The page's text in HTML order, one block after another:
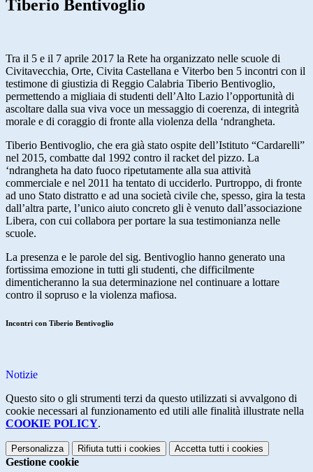
Tiberio Bentivoglio
Tra il 5 e il 7 aprile 2017 la Rete ha organizzato nelle scuole di
Civitavecchia, Orte, Civita Castellana e Viterbo ben 5 incontri con il
testimone di giustizia di Reggio Calabria Tiberio Bentivoglio,
permettendo a migliaia di studenti dell’Alto Lazio l’opportunità di
ascoltare dalla sua viva voce un messaggio di coerenza, di integrità
morale e di coraggio di fronte alla violenza della ‘ndrangheta.
Tiberio Bentivoglio, che era già stato ospite dell’Istituto “Cardarelli”
nel 2015, combatte dal 1992 contro il racket del pizzo. La
‘ndrangheta ha dato fuoco ripetutamente alla sua attività
commerciale e nel 2011 ha tentato di ucciderlo. Purtroppo, di fronte
ad uno Stato distratto e ad una società civile che, spesso, gira la testa
dall’altra parte, l’unico aiuto concreto gli è venuto dall’associazione
Libera, con cui collabora per portare la sua testimonianza nelle
scuole.
La presenza e le parole del sig. Bentivoglio hanno generato una
fortissima emozione in tutti gli studenti, che difficilmente
dimenticheranno la sua determinazione nel continuare a lottare
contro il sopruso e la violenza mafiosa.
Incontri con Tiberio Bentivoglio
Notizie
Questo sito o gli strumenti terzi da questo utilizzati si avvalgono di
cookie necessari al funzionamento ed utili alle finalità illustrate nella
COOKIE POLICY.
Personalizza Rifiuta tutti i cookies Accetta tutti i cookies
Gestione cookie